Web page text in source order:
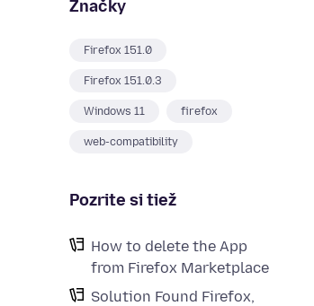
Značky
Firefox 151.0
Firefox 151.0.3
Windows 11 firefox
web-compatibility
Pozrite si tiež
How to delete the App
from Firefox Marketplace
Solution Found Firefox,